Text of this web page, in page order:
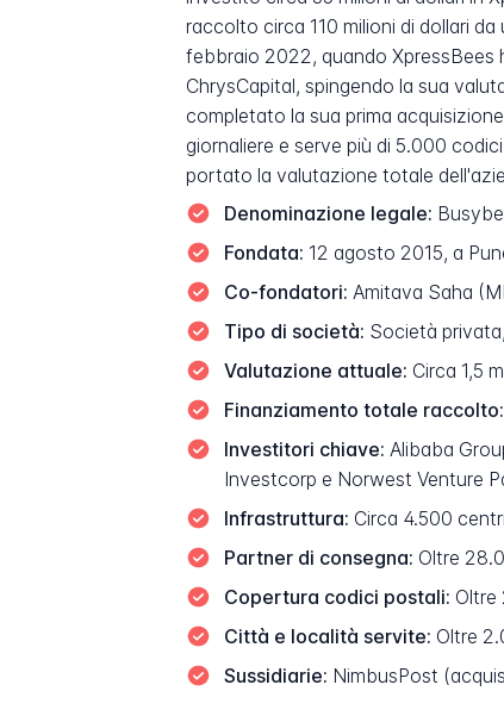
raccolto circa 110 milioni di dollari
febbraio 2022, quando XpressBees
ChrysCapital, spingendo la sua
completato la sua prima
giornaliere e serve più di 5.000
portato la valutazione totale
Denominazione legale:
Fondata: 12 agosto 2015, a
Co-fondatori: Amitava Saha
Tipo di società: Società
Valutazione attuale: Circa 1,5
Finanziamento totale raccolto:
Investitori chiave: Alibaba
Investcorp e Norwest Venture
Infrastruttura: Circa 4.500
Partner di consegna: Oltre
Copertura codici postali: Oltre
Città e località servite: Oltre
Sussidiarie: NimbusPost